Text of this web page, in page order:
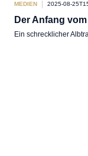
MEDIEN 2025-08-
Der Anfang
Ein schrecklicher